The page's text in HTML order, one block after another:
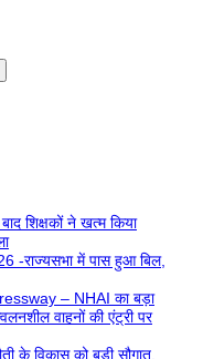
शिक्षकों ने खत्म किया
-राज्यसभा में पास हुआ बिल,
– NHAI का बड़ा
वाहनों की एंट्री पर
के विकास को बड़ी सौगात,